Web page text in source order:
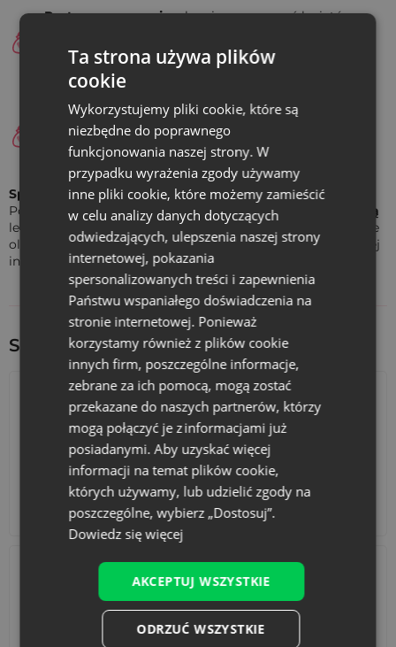
mini świeczkę lub tealighty,
typu krówka,
mały słoiczek miodu lub drobny gadżet jako część
lawendowego zestawu prezentowego.
Postaw na precyzję:aby nie rozsypywać kwiatów
Takie rozwiązanie przyspiesza pracę i pozwala
zachować porządek.
Jednakowa ilość w każdym woreczku:
przygotowywaniu większej liczby saszetek z lawendą
warto kontrolować wagę suszu. Waga kuchenna
pomoże Ci zachować spójną objętość i estetyczny
wygląd każdego woreczka.
Sposób na wyraźniejszy aromat lawendy
Po wypełnieniu i solidnym zawiązaniuworeczka z lawendą
lekko ściśnij go palcami. Dzięki temu aktywują się naturalne
olejki eteryczne lawendy, a zapach lawendy staje się bardziej
intensywny i przyjemny.
Sprawdź inne ciekawe produkty:
Kalendarze adwentowe Torby bawełniane
Ta strona używa plików
cookie
Wykorzystujemy pliki cookie, które są
niezbędne do poprawnego
funkcjonowania naszej strony. W
przypadku wyrażenia zgody używamy
inne pliki cookie, które możemy zamieścić
w celu analizy danych dotyczących
odwiedzających, ulepszenia naszej strony
internetowej, pokazania
spersonalizowanych treści i zapewnienia
Państwu wspaniałego doświadczenia na
stronie internetowej. Ponieważ
korzystamy również z plików cookie
innych firm, poszczególne informacje,
zebrane za ich pomocą, mogą zostać
przekazane do naszych partnerów, którzy
mogą połączyć je z informacjami już
posiadanymi. Aby uzyskać więcej
informacji na temat plików cookie,
których używamy, lub udzielić zgody na
poszczególne, wybierz „Dostosuj”.
Dowiedz się więcej
AKCEPTUJ WSZYSTKIE
ODRZUĆ WSZYSTKIE